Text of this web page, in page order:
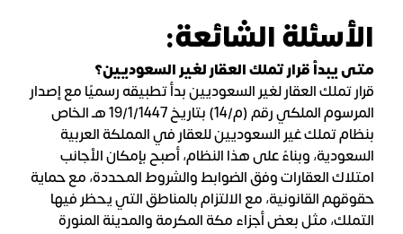
الأسئلة الشائعة:
متى يبدأ قرار تملك العقار لغير السعوديين؟
قرار تملك العقار لغير السعوديين بدأ تطبيقه رسميًا مع إصدار
المرسوم الملكي رقم (م/14) بتاريخ 19/1/1447 هـ الخاص
بنظام تملك غير السعوديين للعقار في المملكة العربية
السعودية، وبناءً على هذا النظام، أصبح بإمكان الأجانب
امتلاك العقارات وفق الضوابط والشروط المحددة، مع حماية
حقوقهم القانونية، مع الالتزام بالمناطق التي يحظر فيها
التملك، مثل بعض أجزاء مكة المكرمة والمدينة المنورة